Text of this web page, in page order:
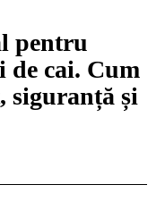
pentru
de cai. Cum
siguranță și